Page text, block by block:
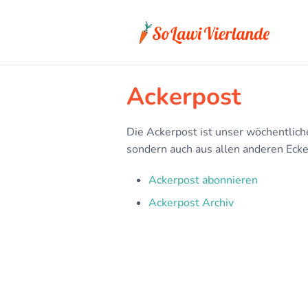
Ackerpost
Die Ackerpost ist unser
sondern auch aus allen anderen
Ackerpost abonnieren
Ackerpost Archiv